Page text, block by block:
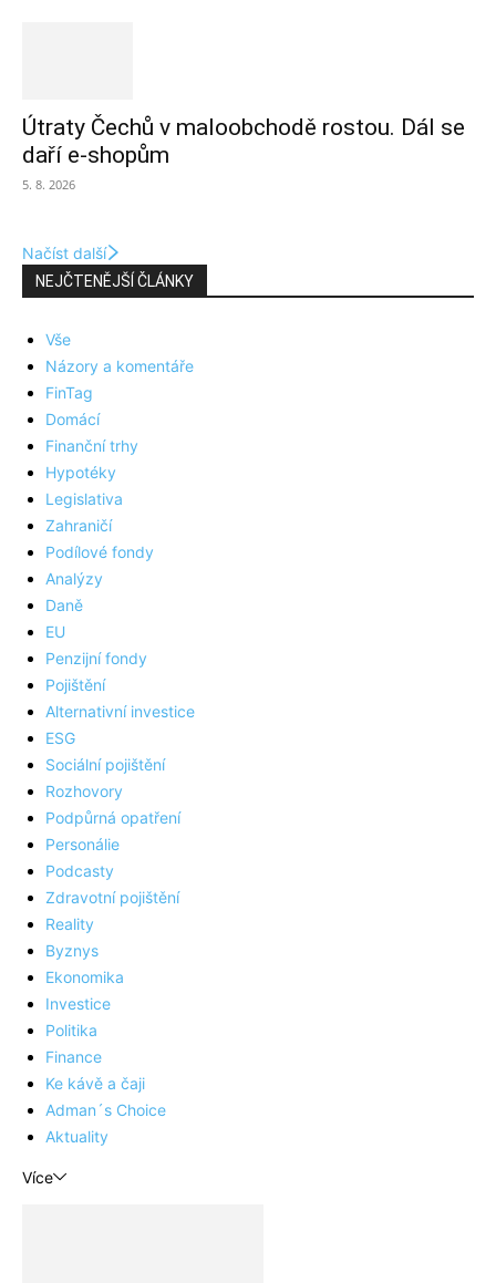
Útraty Čechů v maloobchodě rostou. Dál se
daří e-shopům
5. 8. 2026
Načíst další
NEJČTENĚJŠÍ ČLÁNKY
Vše
Názory a komentáře
FinTag
Domácí
Finanční trhy
Hypotéky
Legislativa
Zahraničí
Podílové fondy
Analýzy
Daně
EU
Penzijní fondy
Pojištění
Alternativní investice
ESG
Sociální pojištění
Rozhovory
Podpůrná opatření
Personálie
Podcasty
Zdravotní pojištění
Reality
Byznys
Ekonomika
Investice
Politika
Finance
Ke kávě a čaji
Adman´s Choice
Aktuality
Více